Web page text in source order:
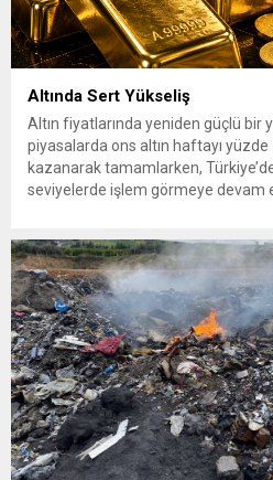
Altında Sert Yükseliş
Altın fiyatlarında yeniden güçlü bir
piyasalarda ons altın haftayı
kazanarak tamamlarken,
seviyelerde işlem görmeye devam
yükselerek 4 bin...